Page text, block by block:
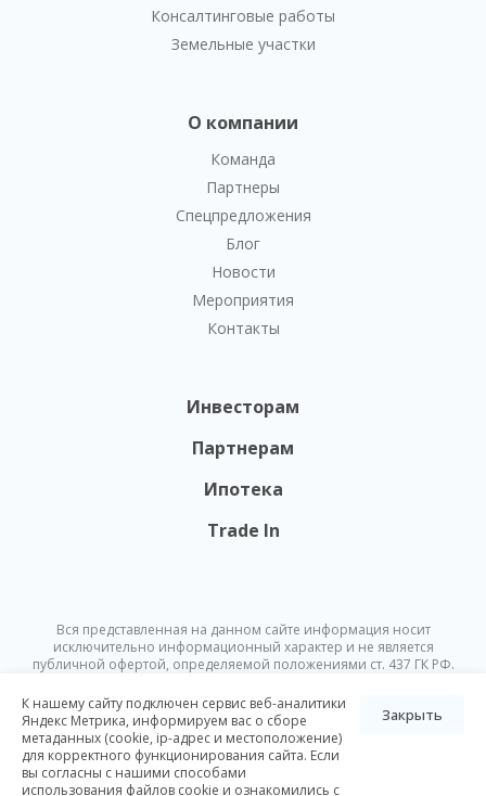
Консалтинговые работы
Земельные участки
О компании
Команда
Партнеры
Спецпредложения
Блог
Новости
Мероприятия
Контакты
Инвесторам
Партнерам
Ипотека
Trade In
Вся представленная на данном сайте информация носит
исключительно информационный характер и не является
публичной офертой, определяемой положениями ст. 437 ГК РФ.
изменена в любое время без предварительного уведомления.
© Nikoliers 2026
Положение об обработке персональных данных
К нашему сайту подключен сервис веб-аналитики
Яндекс Метрика, информируем вас о сборе
метаданных (cookie, ip-адрес и местоположение)
для корректного функционирования сайта. Если
вы согласны с нашими способами
использования файлов cookie и ознакомились с
Закрыть